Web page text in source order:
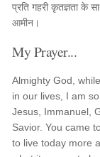
प्रति गहरी कृतज्ञता के
आमीन।
My Prayer...
Almighty God,
in our lives, I am
Jesus, Immanuel,
Savior. You came
to live today more